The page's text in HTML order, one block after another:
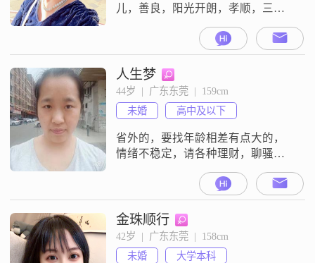
儿，善良，阳光开朗，孝顺，三观
有信仰，生活中对自己要求特别
高，严谨自律。个人爱好：拜佛，
听音乐，看书，运动瑜伽，弹琴，
喜欢独处。外在条件只是条件之
一！经济条件再好，不符合以上标
准本人也看不上，宁缺毋滥。追求
同频共振寻找灵魂伴侣。年龄超过
45岁以上的大叔，不符合以
人生梦
44岁  |  广东东莞  |  159cm
未婚
高中及以下
省外的，要找年龄相差有点大的，
情绪不稳定，请各种理财，聊骚和
意找结婚的请勿打扰，谢谢
金珠顺行
42岁  |  广东东莞  |  158cm
未婚
大学本科